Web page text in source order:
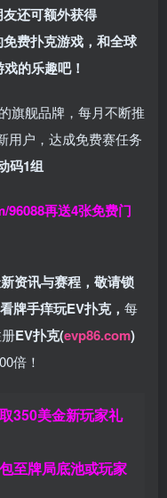
还可额外获得
费扑克游戏，和全球
的乐趣吧！
旗舰品牌，每月不断推
用户，达成免费赛任务
码1组
96088再送4张免费门
资讯与赛程， 敬请锁
看牌手痒玩EV扑克， 每
EV扑克(evp86.com)
倍！
350美金新玩家礼
至牌局底池或玩家